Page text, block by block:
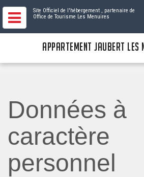
Site Officiel de l'hébergement , partenaire de
Office de Tourisme Les Menuires
APPARTEMENT JAUBERT LES
Données à
caractère
personnel